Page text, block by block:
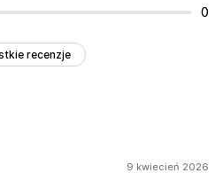
0
recenzje
9 kwiecień 2026